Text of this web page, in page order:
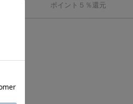
ポイント５％還元